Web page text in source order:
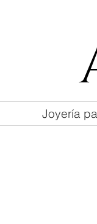
Joyería